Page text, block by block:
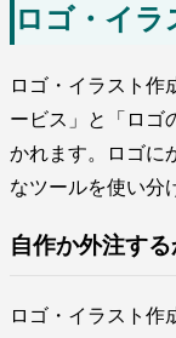
ロゴ・イ
ロゴ・イラスト作
ービス」と「ロゴ
かれます。ロゴに
なツールを使い分
自作か外注する
ロゴ・イラスト作